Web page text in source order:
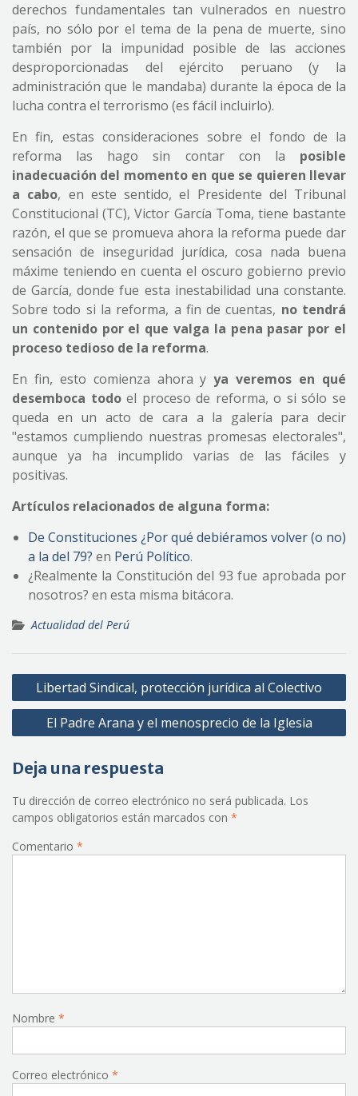
derechos fundamentales tan vulnerados en nuestro
país, no sólo por el tema de la pena de muerte, sino
también por la impunidad posible de las acciones
desproporcionadas del ejército peruano (y la
administración que le mandaba) durante la época de la
lucha contra el terrorismo (es fácil incluirlo).
En fin, estas consideraciones sobre el fondo de la
reforma las hago sin contar con la posible
inadecuación del momento en que se quieren llevar
a cabo, en este sentido, el Presidente del Tribunal
Constitucional (TC), Victor García Toma, tiene bastante
razón, el que se promueva ahora la reforma puede dar
sensación de inseguridad jurídica, cosa nada buena
máxime teniendo en cuenta el oscuro gobierno previo
de García, donde fue esta inestabilidad una constante.
Sobre todo si la reforma, a fin de cuentas, no tendrá
un contenido por el que valga la pena pasar por el
proceso tedioso de la reforma.
En fin, esto comienza ahora yya veremos en qué
desemboca todoel proceso de reforma, o si sólo se
queda en un acto de cara a la galería para decir
"estamos cumpliendo nuestras promesas electorales",
aunque ya ha incumplido varias de las fáciles y
positivas.
Artículos relacionados de alguna forma:
De Constituciones ¿Por qué debiéramos volver (o no)
a la del 79? en Perú Político.
¿Realmente la Constitución del 93 fue aprobada por
nosotros? en esta misma bitácora.
Actualidad del Perú
Navegación
de
entradas
Libertad Sindical, protección jurídica al Colectivo
El Padre Arana y el menosprecio de la Iglesia
Deja una respuesta
Tu dirección de correo electrónico no será publicada. Los
campos obligatorios están marcados con *
Comentario *
Nombre *
Correo electrónico *